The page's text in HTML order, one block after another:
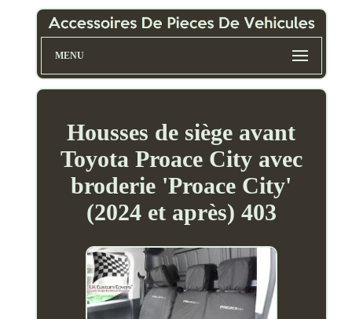
MENU
Housses de siège avant
Toyota Proace City avec
broderie 'Proace City'
(2024 et après) 403